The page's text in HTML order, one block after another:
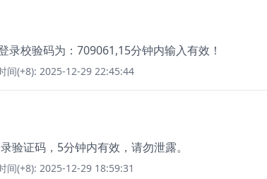
录校验码为：709061,15分钟内输入有效！
(+8): 2025-12-29 22:45:44
验证码，5分钟内有效，请勿泄露。
(+8): 2025-12-29 18:59:31